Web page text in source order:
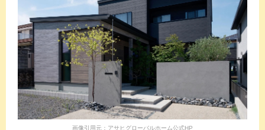
画像引用元：アサヒグローバルホーム公式HP